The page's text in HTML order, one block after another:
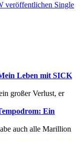
veröffentlichen Single
Leben mit SICK
großer Verlust, er
Ein
auch alle Marillion